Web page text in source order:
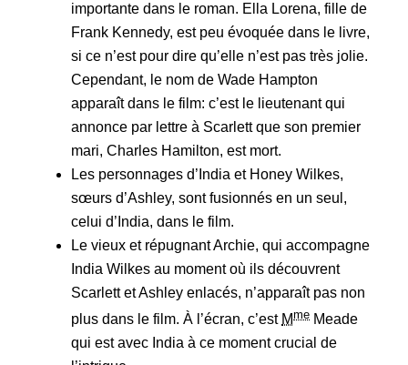
importante dans le roman. Ella Lorena, fille de
Frank Kennedy, est peu évoquée dans le livre,
si ce n’est pour dire qu’elle n’est pas très jolie.
Cependant, le nom de Wade Hampton
apparaît dans le film: c’est le lieutenant qui
annonce par lettre à Scarlett que son premier
mari, Charles Hamilton, est mort.
Les personnages d’India et Honey Wilkes,
sœurs d’Ashley, sont fusionnés en un seul,
celui d’India, dans le film.
Le vieux et répugnant Archie, qui accompagne
India Wilkes au moment où ils découvrent
Scarlett et Ashley enlacés, n’apparaît pas non
plus dans le film. À l’écran, c’est Mme Meade
qui est avec India à ce moment crucial de